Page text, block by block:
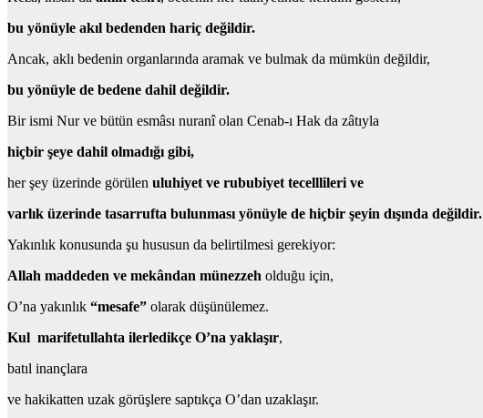
bu yönüyle akıl bedenden hariç değildir.
Ancak, aklı bedenin organlarında aramak ve bulmak da mümkün değildir,
bu yönüyle de bedene dahil değildir.
Bir ismi Nur ve bütün esmâsı nuranî olan Cenab-ı Hak da zâtıyla
hiçbir şeye dahil olmadığı gibi,
her şey üzerinde görülen uluhiyet ve rububiyet tecelllileri ve
varlık üzerinde tasarrufta bulunması yönüyle de hiçbir şeyin dışında değildir.
Yakınlık konusunda şu hususun da belirtilmesi gerekiyor:
Allah maddeden ve mekândan münezzeh olduğu için,
O’na yakınlık “mesafe” olarak düşünülemez.
Kul marifetullahta ilerledikçe O’na yaklaşır,
batıl inançlara
ve hakikatten uzak görüşlere saptıkça O’dan uzaklaşır.